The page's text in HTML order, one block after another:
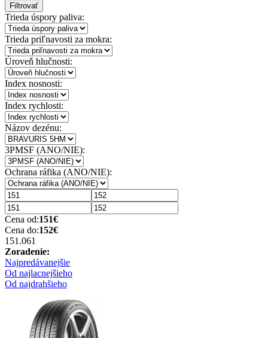
Filtrovať
Trieda úspory paliva:
Trieda priľnavosti za mokra:
Úroveň hlučnosti:
Index nosnosti:
Index rychlosti:
Názov dezénu:
3PMSF (ANO/NIE):
Ochrana ráfika (ANO/NIE):
Cena od:151€
Cena do:152€
151.061
Zoradenie:
Najpredávanejšie
Od najlacnejšieho
Od najdrahšieho